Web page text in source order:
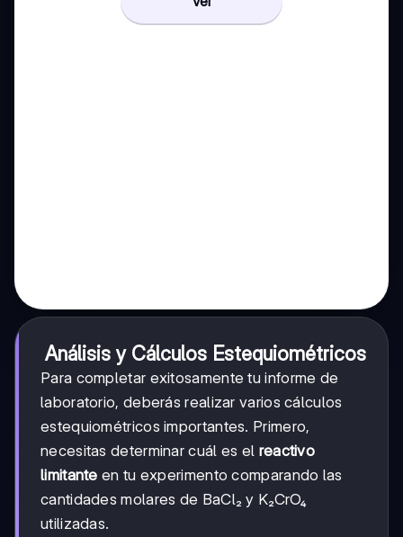
Análisis y Cálculos Estequiométricos
Para completar exitosamente tu informe de
laboratorio, deberás realizar varios cálculos
estequiométricos importantes. Primero,
necesitas determinar cuál es el reactivo
limitante en tu experimento comparando las
cantidades molares de BaCl₂ y K₂CrO₄
utilizadas.